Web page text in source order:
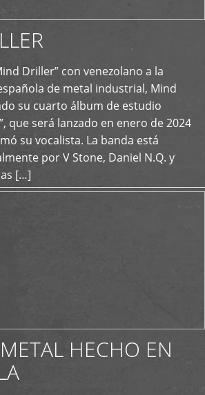
Driller” con venezolano a la
de metal industrial, Mind
su cuarto álbum de estudio
que será lanzado en enero de 2024
su vocalista. La banda está
por V Stone, Daniel N.Q. y
[…]
+
HECHO EN